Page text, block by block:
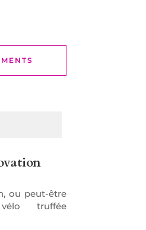
ou peut-être
truffée